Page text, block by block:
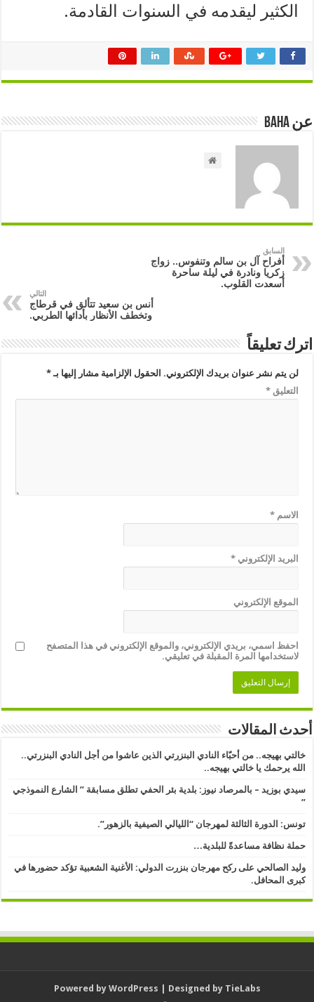
الكثير ليقدمه في السنوات القادمة.
عن Baha
السابق
أفراح آل بن سالم وتنفوس.. زواج
زكريا ونادرة في ليلة ساحرة
أسعدت القلوب.
التالي
أنس بن سعيد تتألق في قرطاج
وتخطف الأنظار بأدائها الطربي.
اترك تعليقاً
لن يتم نشر عنوان بريدك الإلكتروني. الحقول الإلزامية مشار إليها بـ*
التعليق*
الاسم*
البريد الإلكتروني*
الموقع الإلكتروني
احفظ اسمي، بريدي الإلكتروني، والموقع الإلكتروني في هذا المتصفح
لاستخدامها المرة المقبلة في تعليقي.
أحدث المقالات
خالتي بهيجه.. من أحبّاء النادي البنزرتي الذين عاشوا من أجل النادي البنزرتي..
الله يرحمك يا خالتي بهيجه..
سيدي بوزيد – بالمرصاد نيوز: بلدية بئر الحفي تطلق مسابقة ” الشارع النموذجي
” ​
تونس: الدورة الثالثة لمهرجان “الليالي الصيفية بالزهور”.
حملة نظافة مساعدةً للبلدية…
وليد الصالحي على ركح مهرجان بنزرت الدولي: الأغنية الشعبية تؤكد حضورها في
كبرى المحافل.
Powered by WordPress | Designed by TieLabs